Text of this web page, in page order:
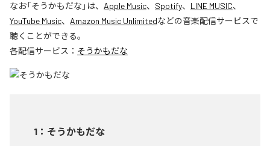
なお「そうかもだな 」は、 Apple Music、 Spotify、 LINE MUSIC、
YouTube Music、 Amazon Music Unlimitedなどの音楽配信サービスで
聴くことができる。
各配信サービス： そうかもだな
1 ： そうかもだな